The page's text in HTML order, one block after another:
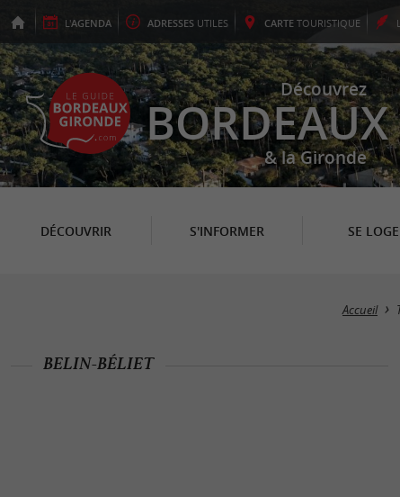
L'AGENDA ADRESSES UTILES CARTE TOURISTIQUE
Découvrez
BORDEAUX
& la Gironde
DÉCOUVRIR S'INFORMER SE
Accueil
BELIN-BÉLIET